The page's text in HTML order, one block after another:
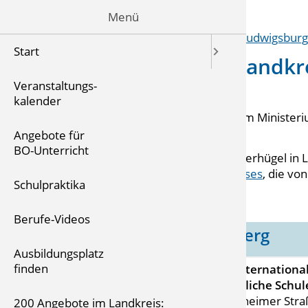
Berufliche Schulen im
Ludwigsburg
- Informationen vom
Sport Baden-Württemberg
Im Beruflichen Schulzentrum auf dem Römerhügel in
Öffentliche Fachbibliothek des Landkreises, die
Personen genutzt werden kann.
Asperg
IB -
Berufliche
Eglosheimer
Menü
Start
Veranstaltungs-
kalender
Angebote für
BO-Unterricht
Schulpraktika
Berufe-Videos
Ausbildungsplatz
finden
200 Angebote im Landkreis: